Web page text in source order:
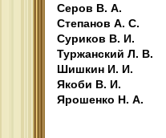
Серов В. А.
Степанов А. С.
Суриков В. И.
Туржанский Л. В.
Шишкин И. И.
Якоби В. И.
Ярошенко Н. А.